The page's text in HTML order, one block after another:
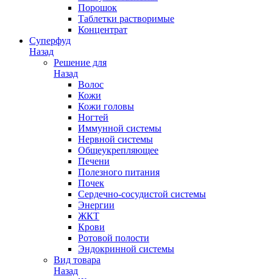
Порошок
Таблетки растворимые
Концентрат
Суперфуд
Назад
Решение для
Назад
Волос
Кожи
Кожи головы
Ногтей
Иммунной системы
Нервной системы
Общеукрепляющее
Печени
Полезного питания
Почек
Сердечно-сосудистой системы
Энергии
ЖКТ
Крови
Ротовой полости
Эндокринной системы
Вид товара
Назад